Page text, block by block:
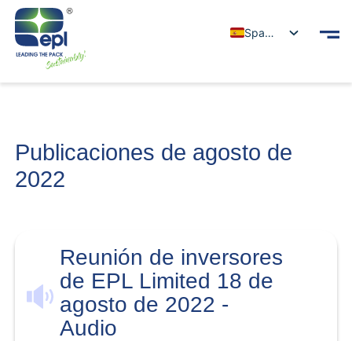
Spanish
Publicaciones de agosto de
2022
Reunión de inversores
de EPL Limited 18 de
agosto de 2022 -
Audio